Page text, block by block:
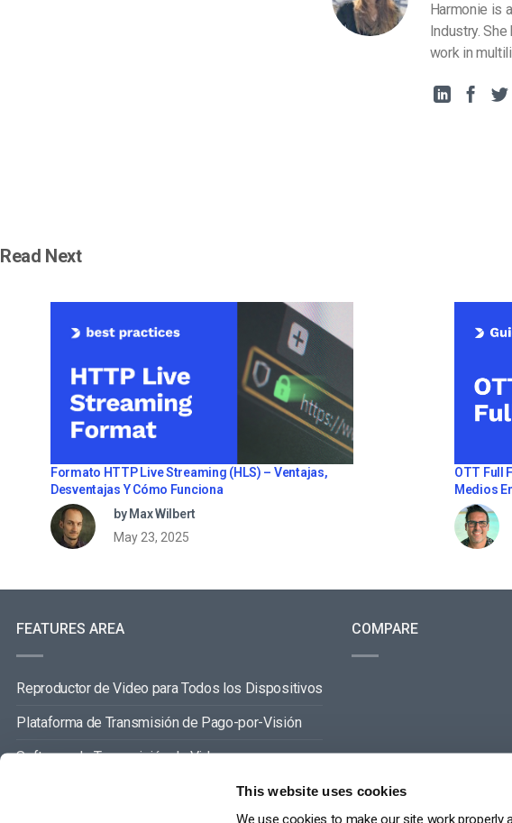
This website uses cookies
We use cookies to make our site work properly
Harmonie is
Industry.
work in
Read Next
Formato HTTP Live Streaming (HLS) – Ventajas,
Desventajas Y Cómo Funciona
by Max Wilbert
May 23, 2025
OTT Full
Medios
FEATURES AREA
Reproductor de Video para Todos los Dispositivos
Plataforma de Transmisión de Pago-por-Visión
Software de Transmisión de Video
COMPARE